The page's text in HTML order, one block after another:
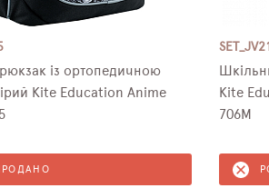
із ортопедичною
Kite Education Anime
Kite
706M